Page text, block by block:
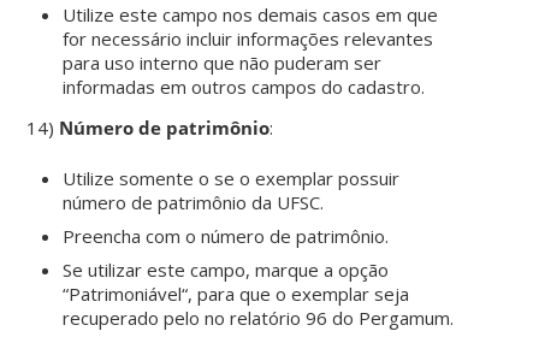
Utilize este campo nos demais casos em que
for necessário incluir informações relevantes
para uso interno que não puderam ser
informadas em outros campos do cadastro.
14) Número de patrimônio:
Utilize somente o se o exemplar possuir
número de patrimônio da UFSC.
Preencha com o número de patrimônio.
Se utilizar este campo, marque a opção
“Patrimoniável“, para que o exemplar seja
recuperado pelo no relatório 96 do Pergamum.